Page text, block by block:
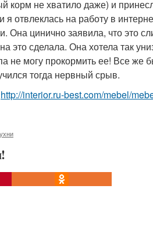
корм не хватило даже) и
отвлеклась на работу в
Она цинично заявила, что это
сделала. Она хотела так
не могу прокормить ее! Все же
тогда нервный срыв.
http://interior.ru-best.com/mebel/